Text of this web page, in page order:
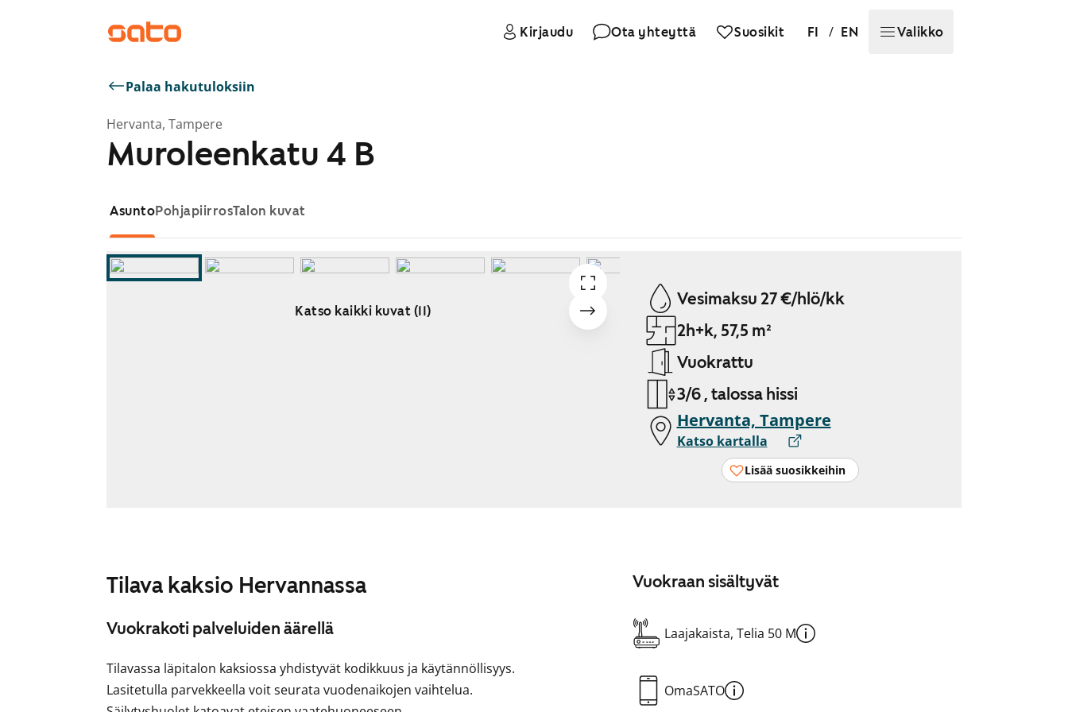
Kirjaudu Ota yhteyttä Suosikit FI / EN Valikko
Palaa hakutuloksiin
Hervanta, Tampere
Muroleenkatu 4 B
AsuntoPohjapiirrosTalon kuvat
Katso kaikki kuvat (11)
Vesimaksu 27 €/hlö/kk
2h+k, 57,5 m²
Vuokrattu
3/6 , talossa hissi
Hervanta, Tampere
Katso kartalla
Lisää suosikkeihin
Tilava kaksio Hervannassa
Vuokrakoti palveluiden äärellä
Tilavassa läpitalon kaksiossa yhdistyvät kodikkuus ja käytännöllisyys.
Lasitetulla parvekkeella voit seurata vuodenaikojen vaihtelua.
Vuokraan sisältyvät
Laajakaista, Telia 50 M
OmaSATO